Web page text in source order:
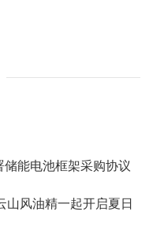
能电池框架采购协议
山风油精一起开启夏日